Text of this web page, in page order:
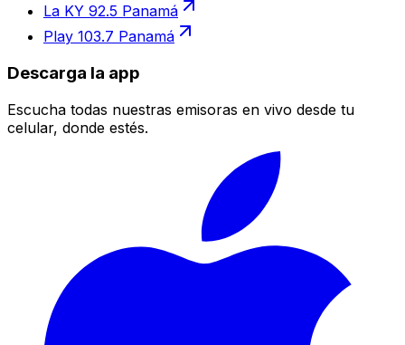
La KY 92.5 Panamá
Play 103.7 Panamá
Descarga la app
Escucha todas nuestras emisoras en vivo desde tu
celular, donde estés.